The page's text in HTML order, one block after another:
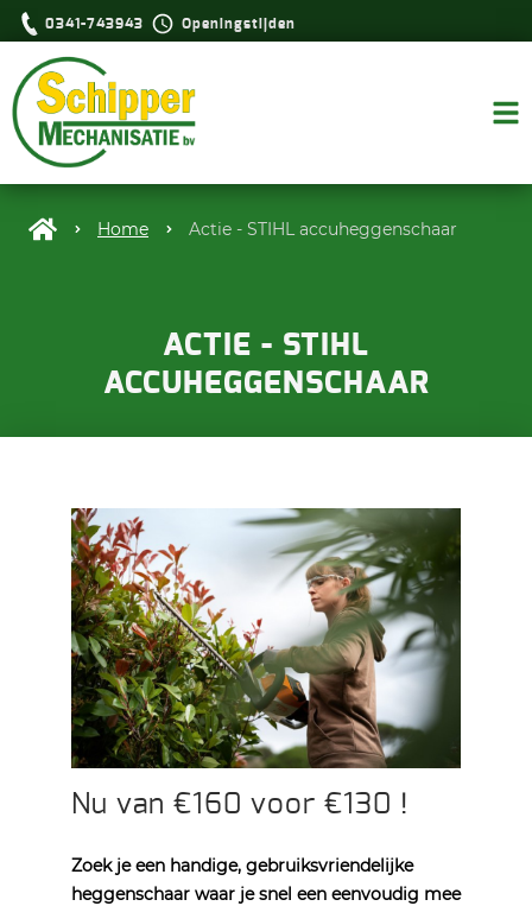
0341-743943 Openingstijden
Home Actie - STIHL accuheggenschaar
ACTIE - STIHL
ACCUHEGGENSCHAAR
Nu van €160 voor €130 !
Zoek je een handige, gebruiksvriendelijke
heggenschaar waar je snel een eenvoudig mee